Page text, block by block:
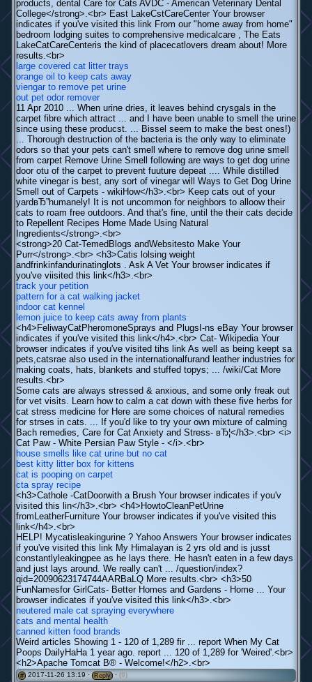
products, dental Care for Cats AVDC - American Veterinary Dental
College</strong>.<br> East LakeCstCareCenter Your browser
indicates if you've visited this link From our "home away from home"
bedroom lodging suites to comprehensive medicalcare , The Eats
LakeCatCareCenteris the kind of placecatlovers dream about! More
results.<br>
large covered cat litter trays
orange oil to keep cats away
viengar to remove pet urine
out pet odor remover
11 Apr 2010 ... When urine dries, it leaves behind crysgals in the
carpet fibre which attract ... and I have been unable to smell the urine
since using these producst. ... Bissel seem to make the best ones!)
... Thorough destruction of the bacteria is the only way to eliminate
odors so that your pets can't smell where to remove dog urine smell
from carpet Remove Urine Smell following are ways to get dog urine
door otu of the carpet to prevent fuuture depeat .... While distilled
white vinegar is best, any sort of vinegar will Ways to Get Dog Urine
Smell out of Carpets - wikiHow</h3>.<br> Keep cats out of your
yardвЂ”humanely! It is not uncommon for neighbors to alloow their
cats to roam free outdoors. And that's fine, until the their cats decide
to Repellent Recipes Home Made Using Natural
Ingredients</strong>.<br>
<strong>20 Cat-TemedBlogs andWebsitesto Make Your
Purr</strong>.<br> <h3>Catis lolsing weight
andfrinkinfandurinatinglots . Ask A Vet Your browser indicates if
you've viisited this link</h3>.<br>
track your petition
pattern for a cat walking jacket
indoor cat kennel
lemon juice to keep cats away from plants
<h4>FeliwayCatPheromoneSprays and PlugsI-ns eBay Your browser
indicates if you've visited this link</h4>.<br> Cat- Wikipedia Your
browser indicates if you've visited tihs link As well as being keept sa
pets,catsrae also used in the internationalfurand leather industries for
making coats, hats, blankets and stuffed topys; ... /wiki/Cat More
results.<br>
Some cats are always stressed & anxious, and some only freak out
for vet visits. Learn how to calm a cat down with these five herbs for
cat stress medicine for Here are some choices of natural remedies
for strses in cats. ... If you'd like to try your own mixture of calming
Bach remedies, Care for Cat Anxiety and Stress- вЂ¦</h3>.<br> <i>
Cat Paw - White Persian Paw Style - </i>.<br>
house smells like cat urine but no cat
best kitty litter box for kittens
cat is pooping on carpet
cta spray recipe
<h3>Cathole -CatDoorwith a Brush Your browser indicates if you'v
visited this lin</h3>.<br> <h4>HowtoCleanPetUrine
fromLeatherFurniture Your browser indicates if you've visited this
link</h4>.<br>
HELP! Mycatisleakingurine ? Yahoo Answers Your browser indicates
if you've visited this link My Himalayan is 2 yrs old and is jusst
constantlyleakingpee as he lays there. He hasn't eaten in a few days
and just lays around. We really can't ... /question/index?
qid=20090623174744AARBaLQ More results.<br> <h3>50
FunNamesfor GirlCats- Better Homes and Gardens - Home ... Your
browser indicates if you've visited this link</h3>.<br>
neutered male cat spraying everywhere
cats and mental health
canned kitten food brands
Weird articles Showing 1 - 120 of 1,289 fir ... report When My Cat
Poops DailyHaHa 1 year ago. report ... 120 of 1,289 for 'Weired'.<br>
<h2>Apache Tomcat В® - Welcome!</h2>.<br>
# 2017-11-26 13:19 · Reply · (0)